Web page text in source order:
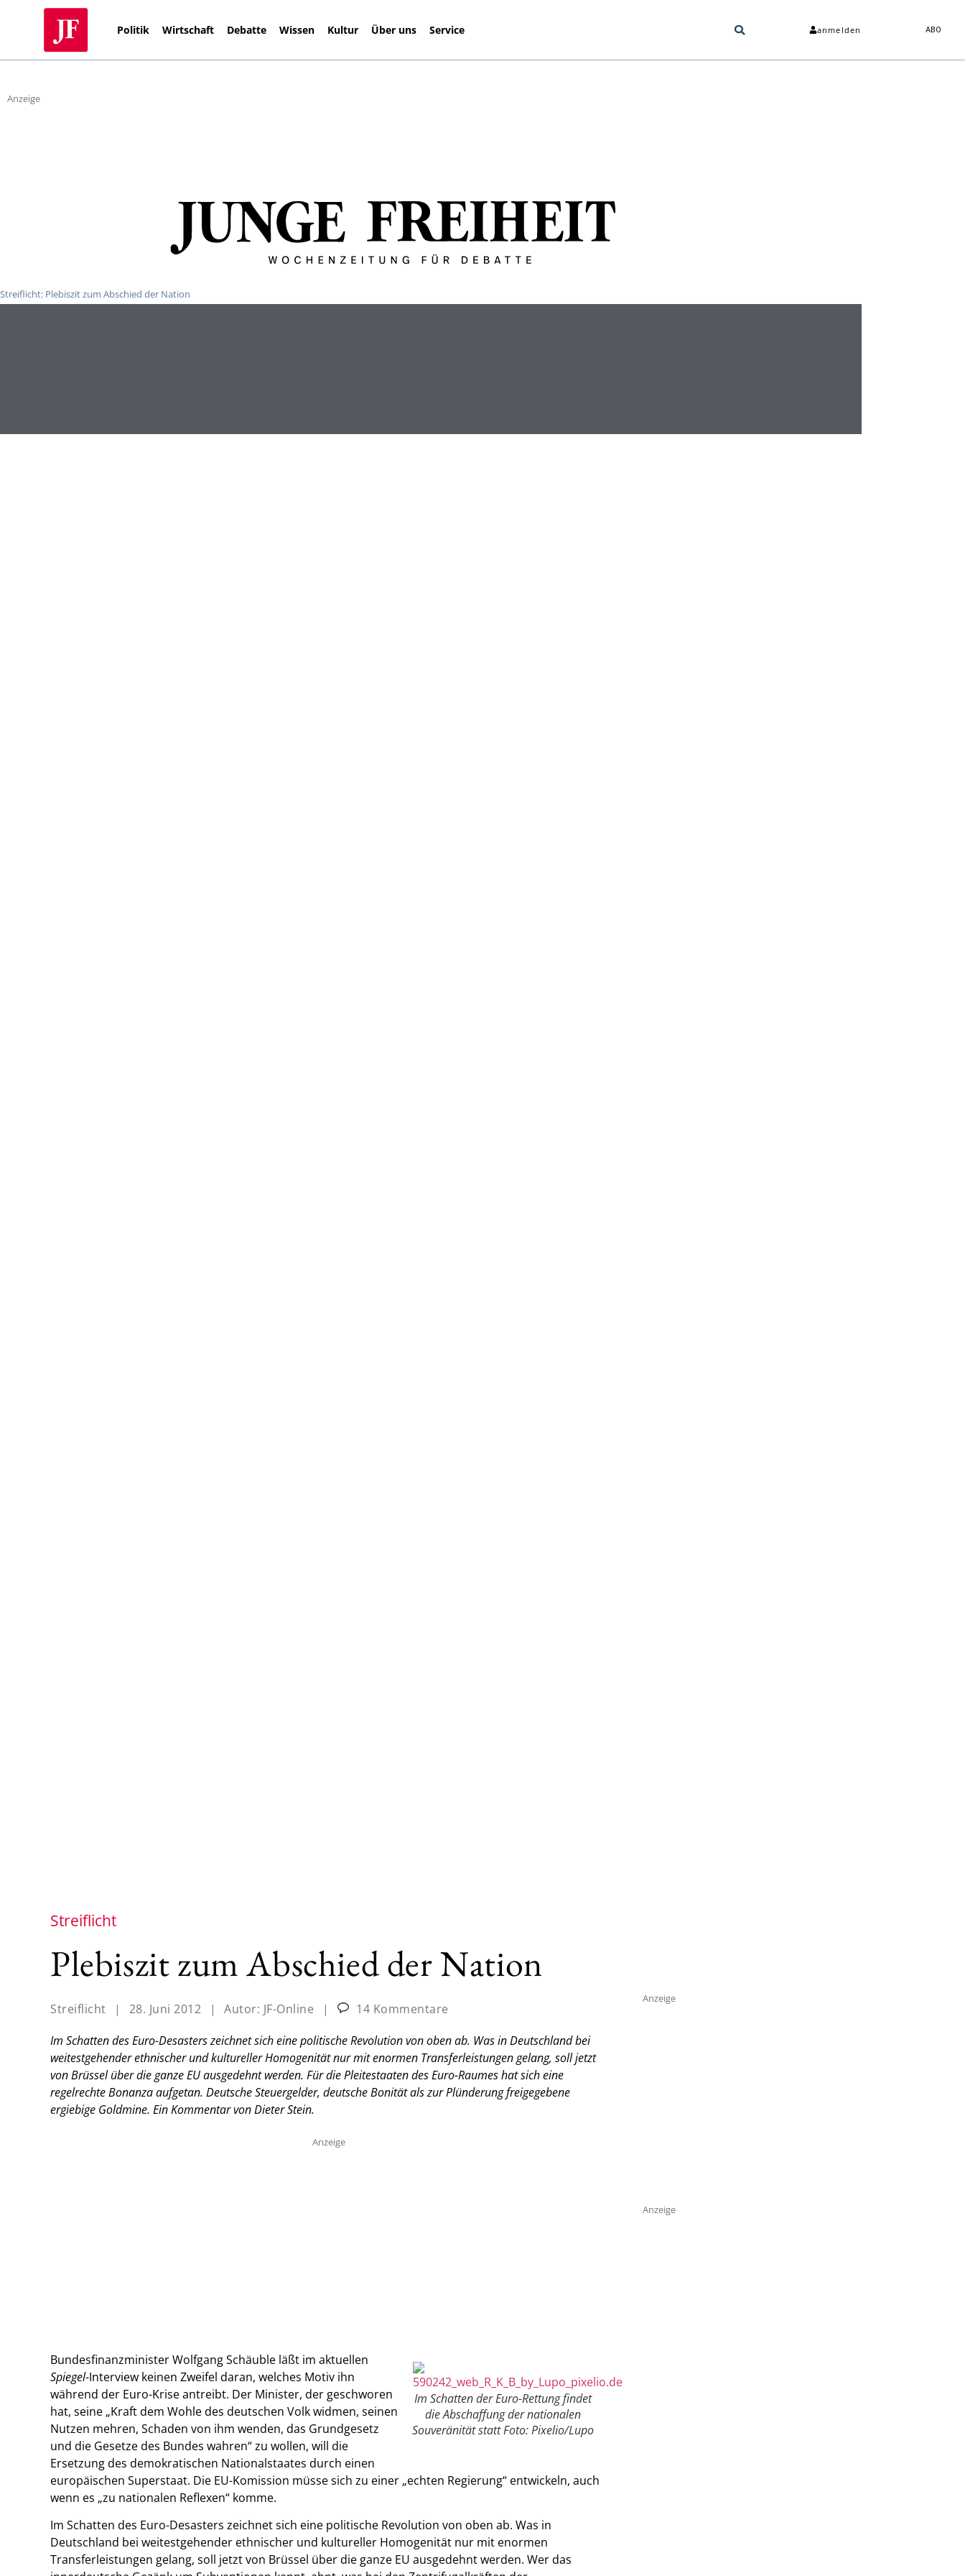
Politik Wirtschaft Debatte Wissen Kultur Über uns Service anmelden ABO
Anzeige
Streiflicht: Plebiszit zum Abschied der Nation
Streiflicht
Plebiszit zum Abschied der Nation
Streiflicht | 28. Juni 2012 | Autor: JF-Online |
14 Kommentare
Im Schatten des Euro-Desasters zeichnet sich eine politische Revolution von oben ab. Was in Deutschland bei
weitestgehender ethnischer und kultureller Homogenität nur mit enormen Transferleistungen gelang, soll jetzt
von Brüssel über die ganze EU ausgedehnt werden. Für die Pleitestaaten des Euro-Raumes hat sich eine
regelrechte Bonanza aufgetan. Deutsche Steuergelder, deutsche Bonität als zur Plünderung freigegebene
ergiebige Goldmine. Ein Kommentar von Dieter Stein.
Anzeige
Im Schatten der Euro-Rettung findet
die Abschaffung der nationalen
Souveränität statt Foto: Pixelio/Lupo
Bundesfinanzminister Wolfgang Schäuble läßt im aktuellen
Spiegel-Interview keinen Zweifel daran, welches Motiv ihn
während der Euro-Krise antreibt. Der Minister, der geschworen
hat, seine „Kraft dem Wohle des deutschen Volk widmen, seinen
Nutzen mehren, Schaden von ihm wenden, das Grundgesetz
und die Gesetze des Bundes wahren“ zu wollen, will die
Ersetzung des demokratischen Nationalstaates durch einen
europäischen Superstaat. Die EU-Komission müsse sich zu einer „echten Regierung“ entwickeln, auch
wenn es „zu nationalen Reflexen“ komme.
Im Schatten des Euro-Desasters zeichnet sich eine politische Revolution von oben ab. Was in
Deutschland bei weitestgehender ethnischer und kultureller Homogenität nur mit enormen
Transferleistungen gelang, soll jetzt von Brüssel über die ganze EU ausgedehnt werden. Wer das
Anzeige
Anzeige